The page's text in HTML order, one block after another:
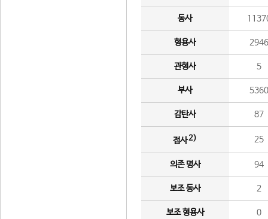
동사
형용사 2946
관형사 5
부사 5360
감탄사 87
접사2) 25
의존 명사 94
보조 동사 2
보조 형용사 0